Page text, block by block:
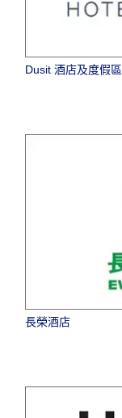
Dusit 酒店及度假區
長榮酒店